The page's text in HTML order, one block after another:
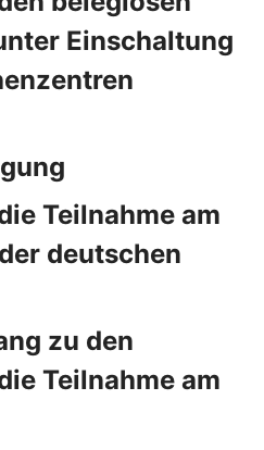
Einschaltung
Teilnahme am
deutschen
zu den
Teilnahme am